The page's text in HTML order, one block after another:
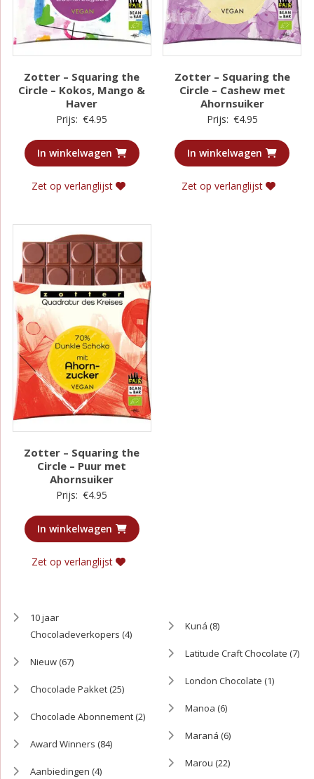
Zotter – Squaring the
Circle – Kokos, Mango &
Haver
Prijs: €4.95
In winkelwagen
Zet op verlanglijst
Zotter – Squaring the
Circle – Cashew met
Ahornsuiker
Prijs: €4.95
In winkelwagen
Zet op verlanglijst
Zotter – Squaring the
Circle – Puur met
Ahornsuiker
Prijs: €4.95
In winkelwagen
Zet op verlanglijst
10 jaar
Chocoladeverkopers (4)
Nieuw(67)
Chocolade Pakket(25)
Chocolade Abonnement(2)
Award Winners (84)
Aanbiedingen (4)
Kuná (8)
Latitude Craft Chocolate (7)
London Chocolate (1)
Manoa (6)
Maraná (6)
Marou (22)